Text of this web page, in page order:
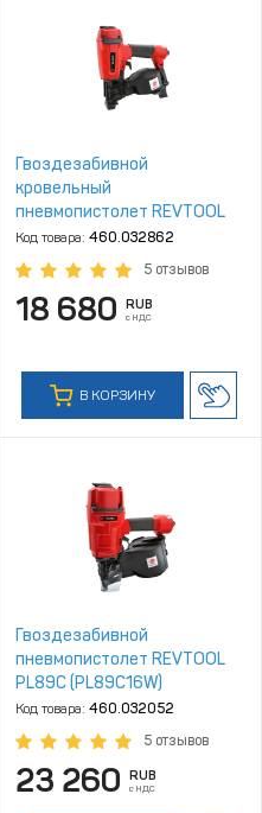
Гвоздезабивной
кровельный
пневмопистолет REVTOOL
RF46C
Код товара: 460.032862
5 отзывов
18 680 RUB
с НДС
В КОРЗИНУ
Гвоздезабивной
пневмопистолет REVTOOL
PL89C (PL89C16W)
Код товара: 460.032052
5 отзывов
23 260 RUB
с НДС